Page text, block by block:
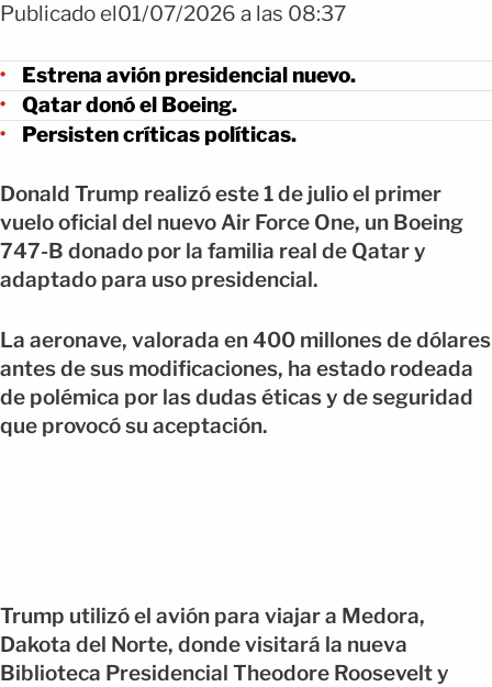
Publicado el01/07/2026 a las 08:37
Estrena avión presidencial nuevo.
Qatar donó el Boeing.
Persisten críticas políticas.
Donald Trump realizó este 1 de julio el primer
vuelo oficial del nuevo Air Force One, un Boeing
747-B donado por la familia real de Qatar y
adaptado para uso presidencial.
La aeronave, valorada en 400 millones de dólares
antes de sus modificaciones, ha estado rodeada
de polémica por las dudas éticas y de seguridad
que provocó su aceptación.
Trump utilizó el avión para viajar a Medora,
Dakota del Norte, donde visitará la nueva
Biblioteca Presidencial Theodore Roosevelt y